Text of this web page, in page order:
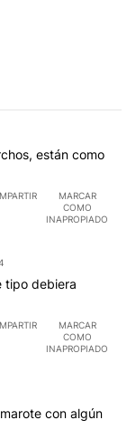
están como
MARCAR
COMO
INAPROPIADO
tipo debiera
MARCAR
COMO
INAPROPIADO
con algún